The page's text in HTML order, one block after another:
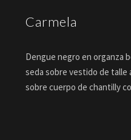
Carmela
Dengue negro en organza
seda sobre vestido de talle
sobre cuerpo de chantilly